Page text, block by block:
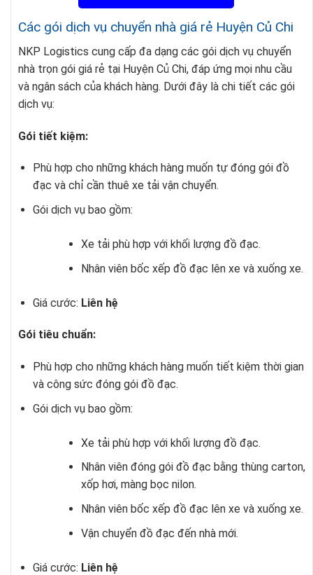
Các gói dịch vụ chuyển nhà giá rẻ Huyện Củ Chi
NKP Logistics cung cấp đa dạng các gói dịch vụ chuyển
nhà trọn gói giá rẻ tại Huyện Củ Chi, đáp ứng mọi nhu cầu
và ngân sách của khách hàng. Dưới đây là chi tiết các gói
dịch vụ:
Gói tiết kiệm:
Phù hợp cho những khách hàng muốn tự đóng gói đồ
đạc và chỉ cần thuê xe tải vận chuyển.
Gói dịch vụ bao gồm:
Xe tải phù hợp với khối lượng đồ đạc.
Nhân viên bốc xếp đồ đạc lên xe và xuống xe.
Giá cước: Liên hệ
Gói tiêu chuẩn:
Phù hợp cho những khách hàng muốn tiết kiệm thời gian
và công sức đóng gói đồ đạc.
Gói dịch vụ bao gồm:
Xe tải phù hợp với khối lượng đồ đạc.
Nhân viên đóng gói đồ đạc bằng thùng carton,
xốp hơi, màng bọc nilon.
Nhân viên bốc xếp đồ đạc lên xe và xuống xe.
Vận chuyển đồ đạc đến nhà mới.
Giá cước: Liên hệ